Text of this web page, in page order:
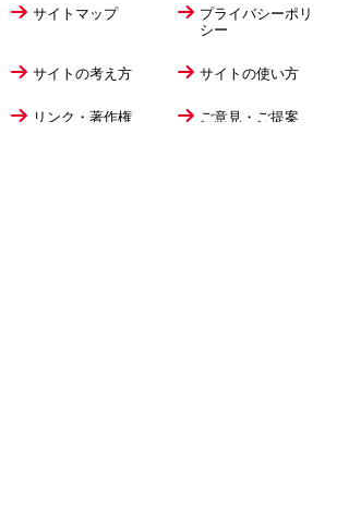
サイトマップ
プライバシーポリ
シー
サイトの考え方 サイトの使い方
リンク・著作権 ご意見・ご提案